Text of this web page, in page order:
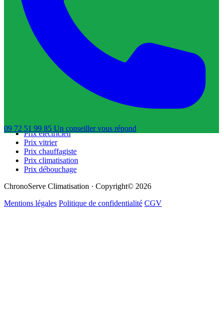
09 72 51 99 85 Un conseillervous répond
Trouver un plombier
Trouver un serrurier
Trouver un électricien
Trouver un vitrier
Trouver un chauffagiste
Trouver un dératiseur
Trouver un déboucheur de canalisation
Trouver un réparateur de volets roulants
Prix serrurier
Prix électricien
Prix vitrier
Prix chauffagiste
Prix climatisation
Prix débouchage
ChronoServe Climatisation · Copyright© 2026
Mentions légales Politique de confidentialité CGV